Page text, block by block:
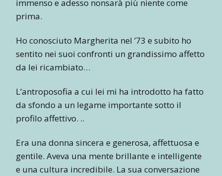
immenso e adesso nonsarà più niente come
prima.
Ho conosciuto Margherita nel ’73 e subito ho
sentito nei suoi confronti un grandissimo affetto
da lei ricambiato…
L’antroposofia a cui lei mi ha introdotto ha fatto
da sfondo a un legame importante sotto il
profilo affettivo. ..
Era una donna sincera e generosa, affettuosa e
gentile. Aveva una mente brillante e intelligente
e una cultura incredibile. La sua conversazione